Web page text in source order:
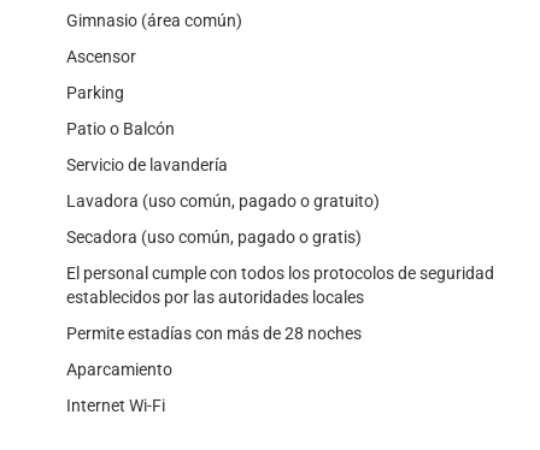
Gimnasio (área común)
Ascensor
Parking
Patio o Balcón
Servicio de lavandería
Lavadora (uso común, pagado o gratuito)
Secadora (uso común, pagado o gratis)
El personal cumple con todos los protocolos de seguridad
establecidos por las autoridades locales
Permite estadías con más de 28 noches
Aparcamiento
Internet Wi-Fi